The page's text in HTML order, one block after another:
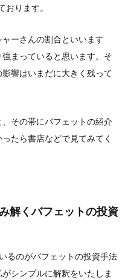
ります。
ーさんの割合といいます
まっていると思います。そ
響はいまだに大きく残って
その帯にバフェットの紹介
たら書店などで見てみてく
解くバフェットの投資
るのがバフェットの投資手法
シンプルに解釈をいたしま